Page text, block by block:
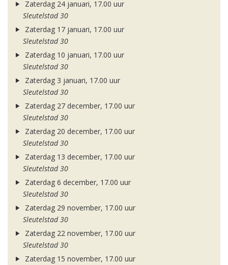
Zaterdag 24 januari, 17.00 uur
Sleutelstad 30
Zaterdag 17 januari, 17.00 uur
Sleutelstad 30
Zaterdag 10 januari, 17.00 uur
Sleutelstad 30
Zaterdag 3 januari, 17.00 uur
Sleutelstad 30
Zaterdag 27 december, 17.00 uur
Sleutelstad 30
Zaterdag 20 december, 17.00 uur
Sleutelstad 30
Zaterdag 13 december, 17.00 uur
Sleutelstad 30
Zaterdag 6 december, 17.00 uur
Sleutelstad 30
Zaterdag 29 november, 17.00 uur
Sleutelstad 30
Zaterdag 22 november, 17.00 uur
Sleutelstad 30
Zaterdag 15 november, 17.00 uur